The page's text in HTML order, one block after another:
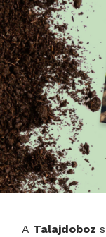
A Talajdoboz